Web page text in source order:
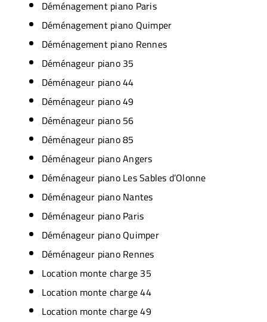
Déménagement piano Paris
Déménagement piano Quimper
Déménagement piano Rennes
Déménageur piano 35
Déménageur piano 44
Déménageur piano 49
Déménageur piano 56
Déménageur piano 85
Déménageur piano Angers
Déménageur piano Les Sables d’Olonne
Déménageur piano Nantes
Déménageur piano Paris
Déménageur piano Quimper
Déménageur piano Rennes
Location monte charge 35
Location monte charge 44
Location monte charge 49